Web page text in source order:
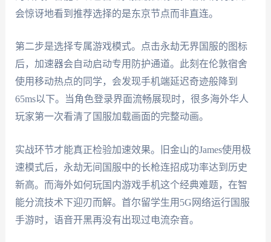
会惊讶地看到推荐选择的是东京节点而非直连。
第二步是选择专属游戏模式。点击永劫无界国服的图标
后，加速器会自动启动专用防护通道。此刻在伦敦宿舍
使用移动热点的同学，会发现手机端延迟奇迹般降到
65ms以下。当角色登录界面流畅展现时，很多海外华人
玩家第一次看清了国服加载画面的完整动画。
实战环节才能真正检验加速效果。旧金山的James使用极
速模式后，永劫无间国服中的长枪连招成功率达到历史
新高。而海外如何玩国内游戏手机这个经典难题，在智
能分流技术下迎刃而解。首尔留学生用5G网络运行国服
手游时，语音开黑再没有出现过电流杂音。